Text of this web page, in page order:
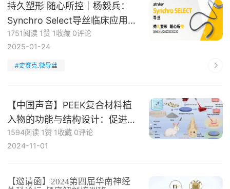
持久塑形 随心所控｜杨毅兵：
Synchro Select导丝临床应用病
例集锦
1751阅读 1赞 1收藏 0评论
2025-01-24
#史赛克.微导丝
【中国声音】PEEK复合材料植
入物的功能与结构设计：促进骨
再生与骨-植入物整合新策略
1594阅读 1赞 1收藏 0评论
2024-11-01
【邀请函】2024第四届华南神经